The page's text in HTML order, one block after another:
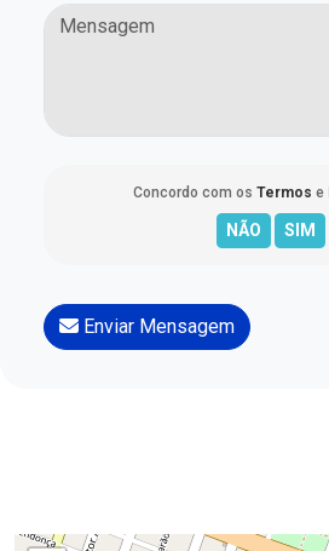
Concordo com os Termos e
Enviar Mensagem